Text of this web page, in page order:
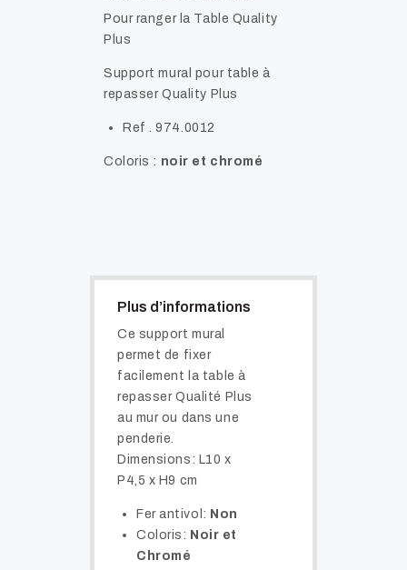
Pour ranger la Table Quality
Plus
Support mural pour table à
repasser Quality Plus
Ref . 974.0012
Coloris : noir et chromé
Plus d’informations
Ce support mural
permet de fixer
facilement la table à
repasser Qualité Plus
au mur ou dans une
penderie.
Dimensions: L10 x
P4,5 x H9 cm
Fer antivol: Non
Coloris: Noir et
Chromé